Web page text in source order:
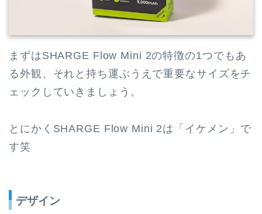
まずはSHARGE Flow Mini 2の特徴の1つでもあ
る外観、それと持ち運ぶうえで重要なサイズをチ
ェックしていきましょう。
とにかくSHARGE Flow Mini 2は「イケメン」で
す笑
デザイン